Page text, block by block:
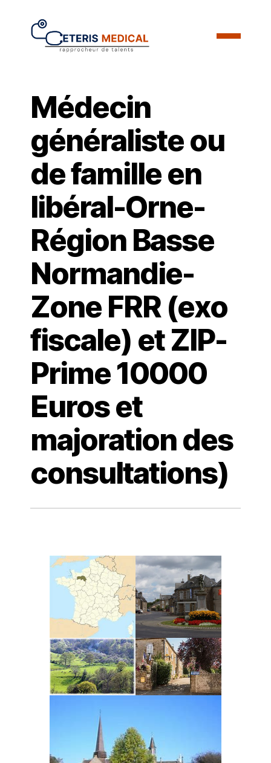
Médecin
généraliste ou
de famille en
libéral-Orne-
Région Basse
Normandie-
Zone FRR (exo
fiscale) et ZIP-
Prime 10000
Euros et
majoration des
consultations)